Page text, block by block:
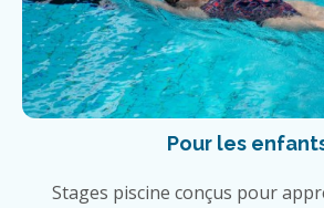
Pour les
Stages piscine conçus pour